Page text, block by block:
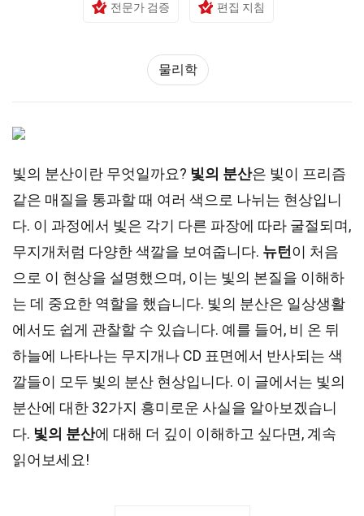
전문가 검증 편집 지침
물리학
빛의 분산이란 무엇일까요? 빛의 분산은 빛이 프리즘
같은 매질을 통과할 때 여러 색으로 나뉘는 현상입니
다. 이 과정에서 빛은 각기 다른 파장에 따라 굴절되며,
무지개처럼 다양한 색깔을 보여줍니다. 뉴턴 이 처음
으로 이 현상을 설명했으며, 이는 빛의 본질을 이해하
는 데 중요한 역할을 했습니다. 빛의 분산은 일상생활
에서도 쉽게 관찰할 수 있습니다. 예를 들어, 비 온 뒤
하늘에 나타나는 무지개나 CD 표면에서 반사되는 색
깔들이 모두 빛의 분산 현상입니다. 이 글에서는 빛의
분산에 대한 32가지 흥미로운 사실을 알아보겠습니
다. 빛의 분산에 대해 더 깊이 이해하고 싶다면, 계속
읽어보세요!